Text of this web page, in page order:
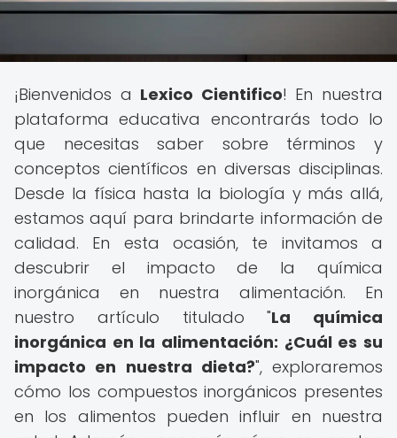
¡Bienvenidos a Lexico Cientifico! En nuestra
plataforma educativa encontrarás todo lo
que necesitas saber sobre términos y
conceptos científicos en diversas disciplinas.
Desde la física hasta la biología y más allá,
estamos aquí para brindarte información de
calidad. En esta ocasión, te invitamos a
descubrir el impacto de la química
inorgánica en nuestra alimentación. En
nuestro artículo titulado "La química
inorgánica en la alimentación: ¿Cuál es su
impacto en nuestra dieta?", exploraremos
cómo los compuestos inorgánicos presentes
en los alimentos pueden influir en nuestra